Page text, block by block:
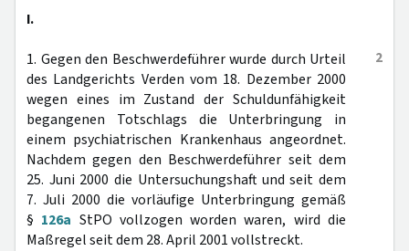
I.
2
1. Gegen den Beschwerdeführer wurde durch Urteil
des Landgerichts Verden vom 18. Dezember 2000
wegen eines im Zustand der Schuldunfähigkeit
begangenen Totschlags die Unterbringung in
einem psychiatrischen Krankenhaus angeordnet.
Nachdem gegen den Beschwerdeführer seit dem
25. Juni 2000 die Untersuchungshaft und seit dem
7. Juli 2000 die vorläufige Unterbringung gemäß
§ 126a StPO vollzogen worden waren, wird die
Maßregel seit dem 28. April 2001 vollstreckt.